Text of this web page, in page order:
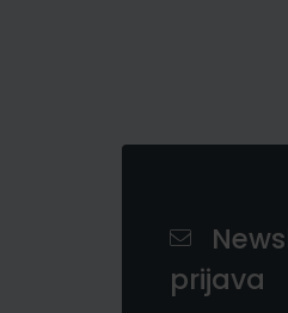
prijava